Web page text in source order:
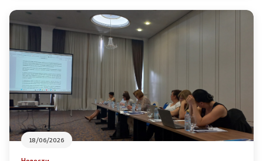
Линкови
Изјава за пристапност
Со еден клик до сите услуги
18/06/2026